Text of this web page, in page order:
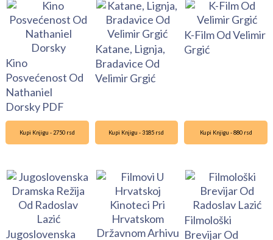
Kino
Posvećenost Od
Nathaniel
Dorsky PDF
Katane, Lignja,
Bradavice Od
Velimir Grgić
K-Film Od Velimir
Grgić
Kupi Knjigu - 2750 rsd
Jugoslovenska
Kupi Knjigu - 3185 rsd Kupi Knjigu - 880 rsd
Filmološki
Brevijar Od